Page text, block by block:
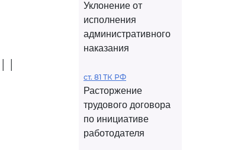
Уклонение от
исполнения
административного
наказания
ст. 81 ТК РФ
Расторжение
трудового договора
по инициативе
работодателя